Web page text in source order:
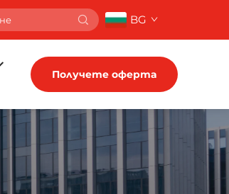
BG
Получете оферта